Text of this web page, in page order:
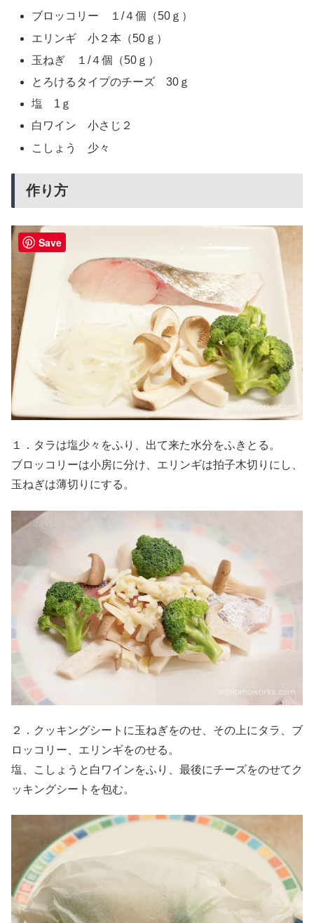
ブロッコリー １/４個（50ｇ）
エリンギ 小２本（50ｇ）
玉ねぎ １/４個（50ｇ）
とろけるタイプのチーズ 30ｇ
塩 1ｇ
白ワイン 小さじ２
こしょう 少々
作り方
１．タラは塩少々をふり、出て来た水分をふきとる。
ブロッコリーは小房に分け、エリンギは拍子木切りにし、
玉ねぎは薄切りにする。
２．クッキングシートに玉ねぎをのせ、その上にタラ、ブ
ロッコリー、エリンギをのせる。
塩、こしょうと白ワインをふり、最後にチーズをのせてク
ッキングシートを包む。
Save